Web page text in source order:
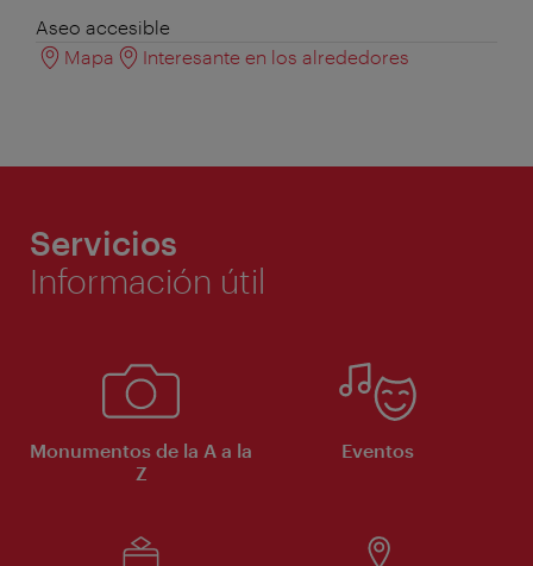
Aseo accesible
Mapa
Interesante en los alrededores
Servicios
Información útil
Monumentos de la A a la
Z
Eventos